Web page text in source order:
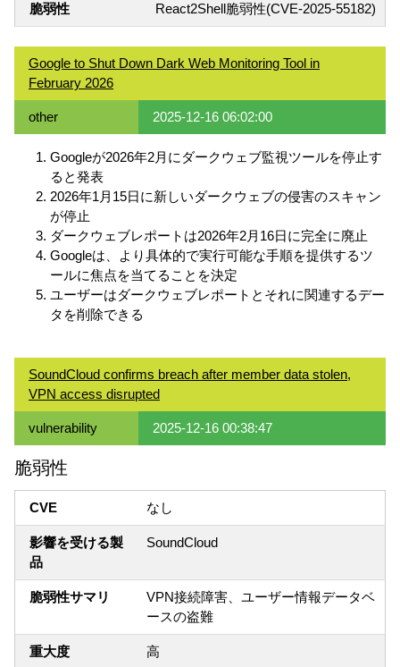
脆弱性 React2Shell脆弱性(CVE-2025-55182)
Google to Shut Down Dark Web Monitoring Tool in
February 2026
other 2025-12-16 06:02:00
Googleが2026年2月にダークウェブ監視ツールを停止す
ると発表
2026年1月15日に新しいダークウェブの侵害のスキャン
が停止
ダークウェブレポートは2026年2月16日に完全に廃止
Googleは、より具体的で実行可能な手順を提供するツ
ールに焦点を当てることを決定
ユーザーはダークウェブレポートとそれに関連するデー
タを削除できる
SoundCloud confirms breach after member data stolen,
VPN access disrupted
vulnerability 2025-12-16 00:38:47
脆弱性
CVE なし
影響を受ける製
品
SoundCloud
脆弱性サマリ
VPN接続障害、ユーザー情報データベ
ースの盗難
重大度 高